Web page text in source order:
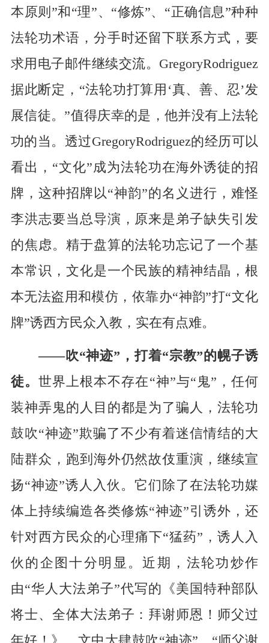
本原则”和“理”、“修炼”、“正确信息”种种
法轮功术语，分手时还留下联系方式，要
求用电子邮件继续交流。GregoryRodriguez
据此断定，“法轮功打算用‘真、善、忍’发
展信徒。”值得庆幸的是，他并没有上法轮
功的当。透过GregoryRodriguez的经历可以
看出，“文化”成为法轮功在海外诱徒的招
牌，这种招牌以“神韵”的名义进行，难怪
李洪志要当总导演，原来是弟子缺失引发
的焦虑。精于盘算的法轮功忘记了一个基
本常识，文化是一个民族的精神结晶，根
本无法盗用和模仿，依靠办“神韵”打“文化
牌”诱西方民众入教，实在有点难。
——吹“神迹”，打着“宗教”的幌子诱
徒。世界上根本不存在“神”与“鬼”，任何
装神弄鬼的人目的都是为了骗人，法轮功
鼓吹“神迹”欺骗了不少有着迷信情结的大
陆群众，跑到海外仍然故伎重演，继续宣
扬“神迹”诱人入伙。它们除了在法轮功媒
体上持续编造各类修炼“神迹”引诱外，还
针对西方民众的心理痛下“猛药”，诱人入
伙的企图十分明显。近期，法轮功炒作
由“华人大法弟子”代写的《美国特种部队
将士、全体大法弟子：拜谢师恩！师父过